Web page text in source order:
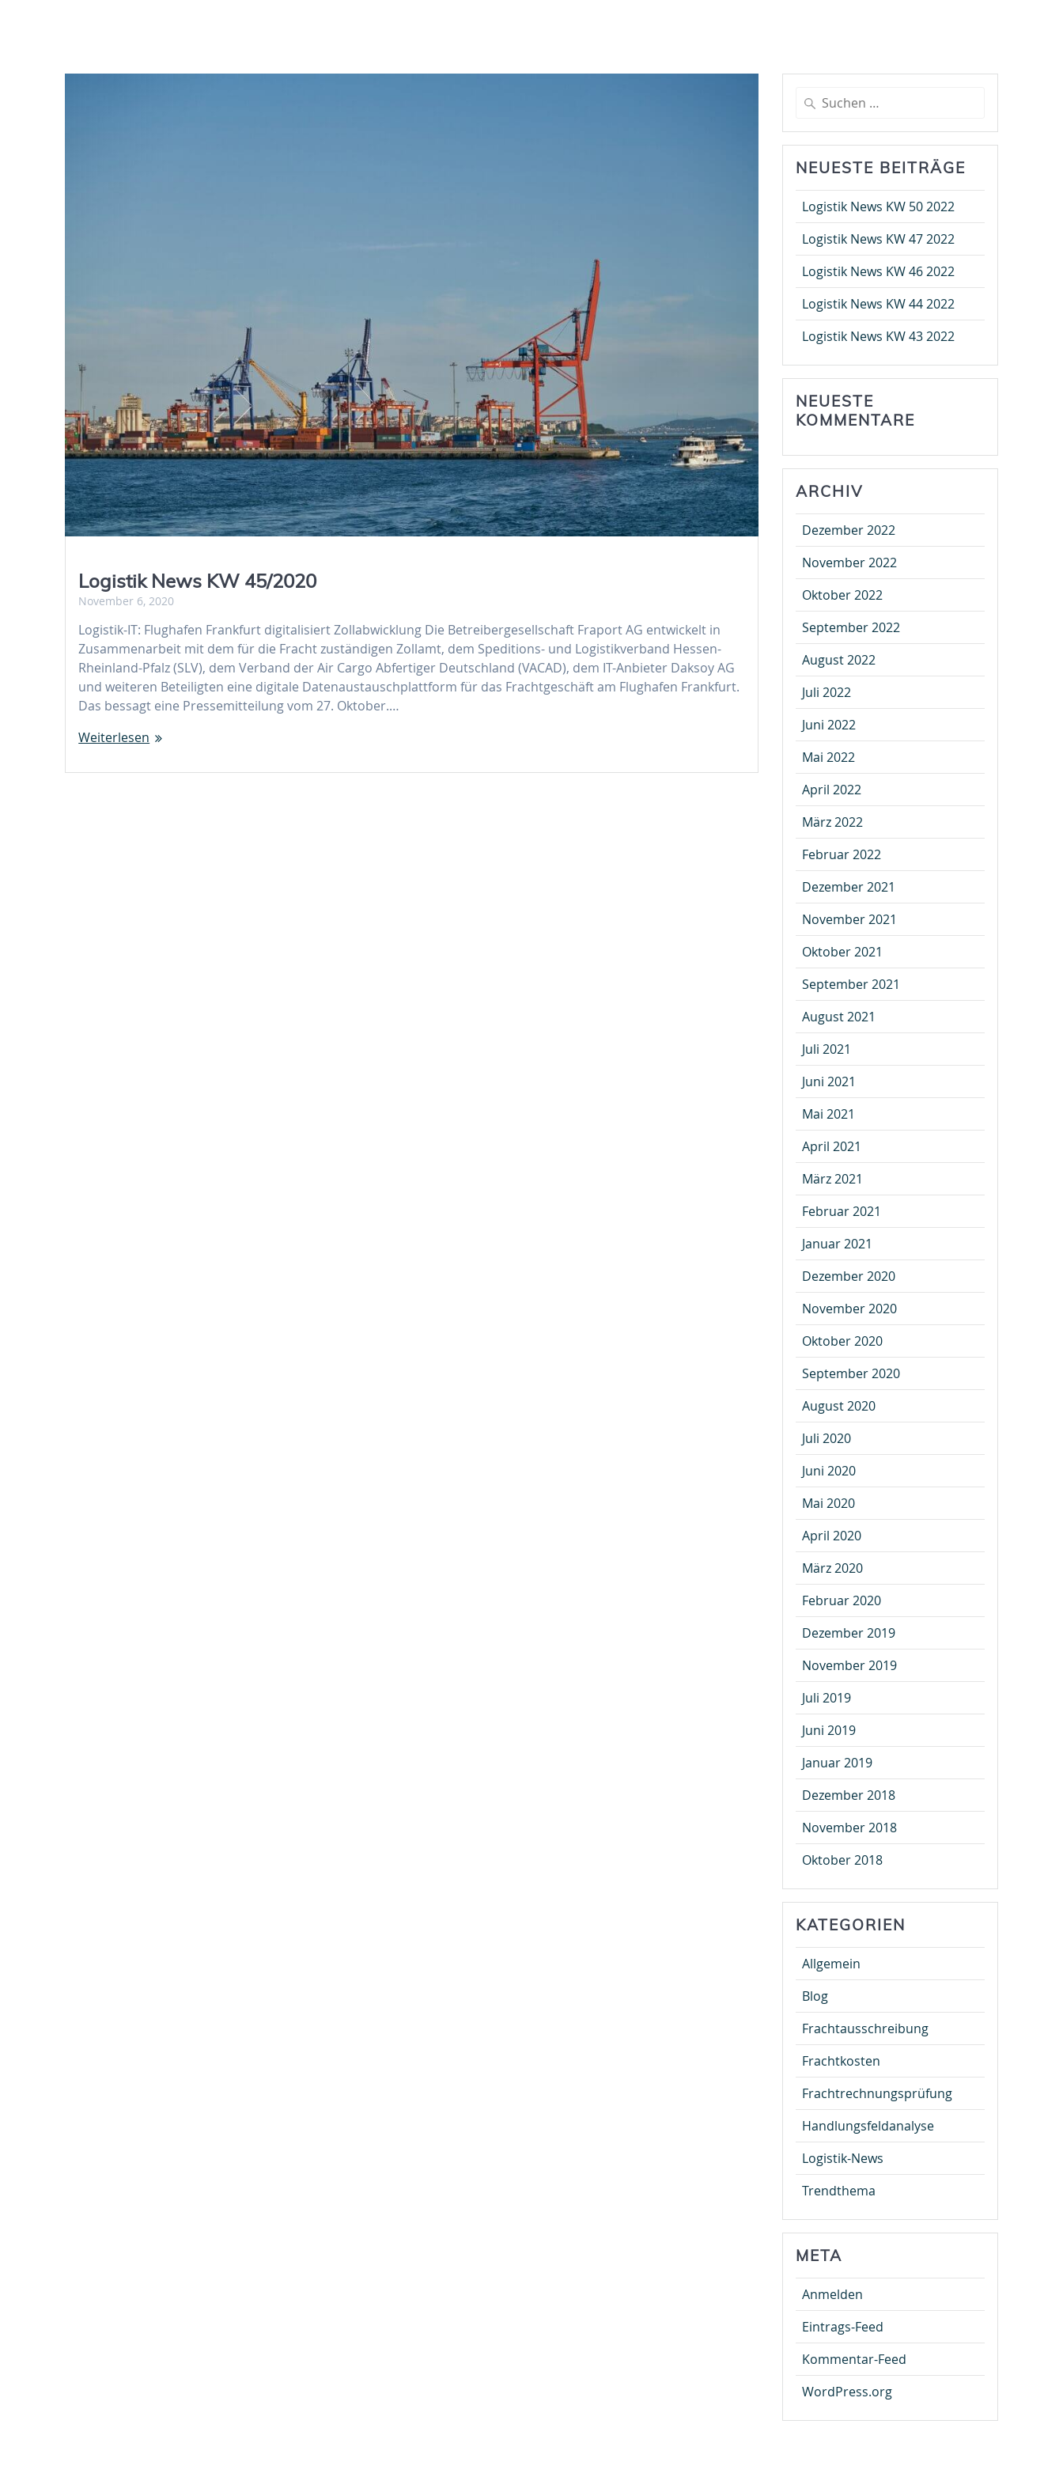
Logistik News KW 45/2020
November 6, 2020
Logistik-IT: Flughafen Frankfurt digitalisiert Zollabwicklung Die Betreibergesellschaft Fraport AG entwickelt in
Zusammenarbeit mit dem für die Fracht zuständigen Zollamt, dem Speditions- und Logistikverband Hessen-
Rheinland-Pfalz (SLV), dem Verband der Air Cargo Abfertiger Deutschland (VACAD), dem IT-Anbieter Daksoy AG
und weiteren Beteiligten eine digitale Datenaustauschplattform für das Frachtgeschäft am Flughafen Frankfurt.
Das bessagt eine Pressemitteilung vom 27. Oktober.…
Weiterlesen
Suche
nach:
NEUESTE BEITRÄGE
Logistik News KW 50 2022
Logistik News KW 47 2022
Logistik News KW 46 2022
Logistik News KW 44 2022
Logistik News KW 43 2022
NEUESTE
KOMMENTARE
ARCHIV
Dezember 2022
November 2022
Oktober 2022
September 2022
August 2022
Juli 2022
Juni 2022
Mai 2022
April 2022
März 2022
Februar 2022
Dezember 2021
November 2021
Oktober 2021
September 2021
August 2021
Juli 2021
Juni 2021
Mai 2021
April 2021
März 2021
Februar 2021
Januar 2021
Dezember 2020
November 2020
Oktober 2020
September 2020
August 2020
Juli 2020
Juni 2020
Mai 2020
April 2020
März 2020
Februar 2020
Dezember 2019
November 2019
Juli 2019
Juni 2019
Januar 2019
Dezember 2018
November 2018
Oktober 2018
KATEGORIEN
Allgemein
Blog
Frachtausschreibung
Frachtkosten
Frachtrechnungsprüfung
Handlungsfeldanalyse
Logistik-News
Trendthema
META
Anmelden
Eintrags-Feed
Kommentar-Feed
WordPress.org